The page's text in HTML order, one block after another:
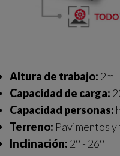
Altura de trabajo: 2m
Capacidad de carga:
Capacidad personas:
Terreno: Pavimentos
Inclinación: 2° - 26°